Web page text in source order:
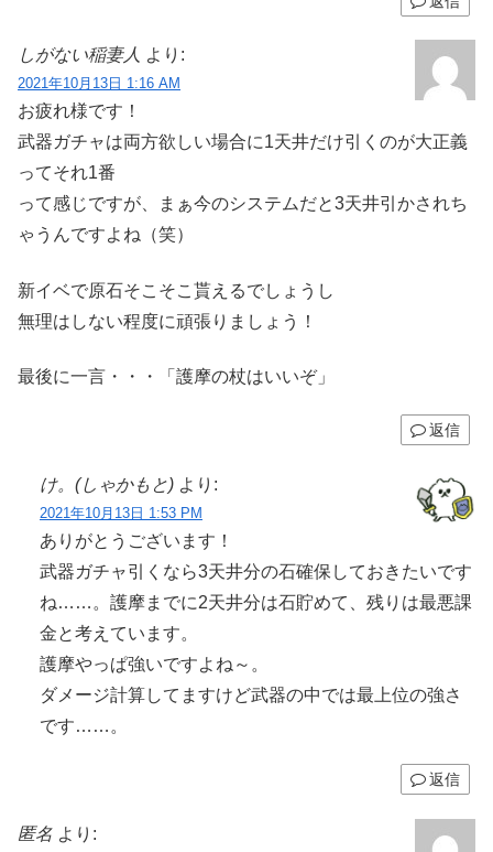
しがない稲妻人 より:
2021年10月13日 1:16 AM
お疲れ様です！
武器ガチャは両方欲しい場合に1天井だけ引くのが大正義
ってそれ1番
って感じですが、まぁ今のシステムだと3天井引かされち
ゃうんですよね（笑）
新イベで原石そこそこ貰えるでしょうし
無理はしない程度に頑張りましょう！
最後に一言・・・「護摩の杖はいいぞ」
返信
け。(しゃかもと) より:
2021年10月13日 1:53 PM
ありがとうございます！
武器ガチャ引くなら3天井分の石確保しておきたいです
ね……。護摩までに2天井分は石貯めて、残りは最悪課
金と考えています。
護摩やっぱ強いですよね～。
ダメージ計算してますけど武器の中では最上位の強さ
です……。
返信
匿名 より: